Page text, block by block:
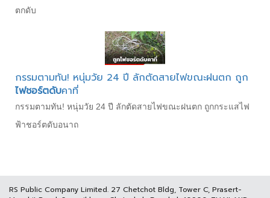
ตกดับ
กรรมตามทัน! หนุ่มวัย 24 ปี ลักตัดสายไฟขณะฝนตก ถูก
ไฟชอร์ตดับคาที่
กรรมตามทัน! หนุ่มวัย 24 ปี ลักตัดสายไฟขณะฝนตก ถูกกระแสไฟ
ฟ้าชอร์ตดับอนาถ
RS Public Company Limited. 27 Chetchot Bldg, Tower C, Prasert-